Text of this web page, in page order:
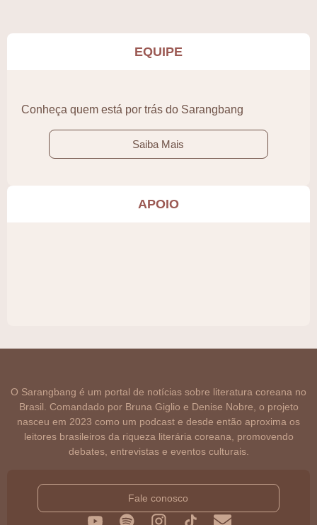
EQUIPE
Conheça quem está por trás do Sarangbang
Saiba Mais
APOIO
O Sarangbang é um portal de notícias sobre literatura coreana no
Brasil. Comandado por Bruna Giglio e Denise Nobre, o projeto
nasceu em 2023 como um podcast e desde então aproxima os
leitores brasileiros da riqueza literária coreana, promovendo
debates, entrevistas e eventos culturais.
Fale conosco